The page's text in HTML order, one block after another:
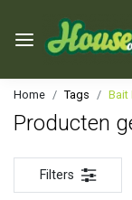
Home Tags Bait
Producten
Filters